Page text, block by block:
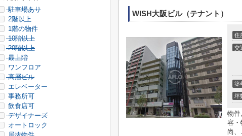
WISH大阪ビル（テナント）
住
交
築
坪
物件
容・
尚、
駐車場あり
2階以上
1階の物件
10階以上
20階以上
最上階
ワンフロア
高層ビル
エレベーター
事務所可
飲食店可
デザイナーズ
オートロック